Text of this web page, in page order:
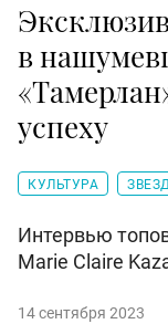
в
успеху
КУЛЬТУРА
Интервью
Marie Claire
14 сентября 2023